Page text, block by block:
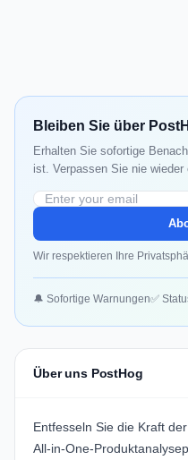
Bleiben Sie über
Erhalten Sie sofortige
ist. Verpassen Sie nie
Wir respektieren Ihre
🔔 Sofortige Warnungen✅
Über uns PostHog
Entfesseln Sie die Kraft
All-in-One-